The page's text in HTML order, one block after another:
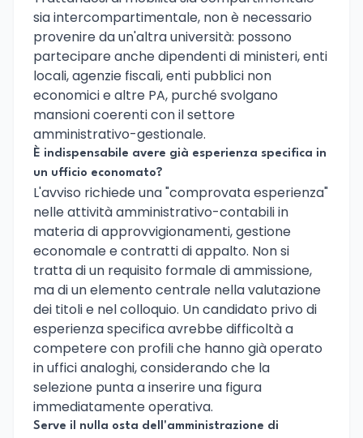
sia intercompartimentale, non è necessario
provenire da un'altra università: possono
partecipare anche dipendenti di ministeri, enti
locali, agenzie fiscali, enti pubblici non
economici e altre PA, purché svolgano
mansioni coerenti con il settore
amministrativo-gestionale.
È indispensabile avere già esperienza specifica in
un ufficio economato?
L'avviso richiede una "comprovata esperienza"
nelle attività amministrativo-contabili in
materia di approvvigionamenti, gestione
economale e contratti di appalto. Non si
tratta di un requisito formale di ammissione,
ma di un elemento centrale nella valutazione
dei titoli e nel colloquio. Un candidato privo di
esperienza specifica avrebbe difficoltà a
competere con profili che hanno già operato
in uffici analoghi, considerando che la
selezione punta a inserire una figura
immediatamente operativa.
Serve il nulla osta dell'amministrazione di